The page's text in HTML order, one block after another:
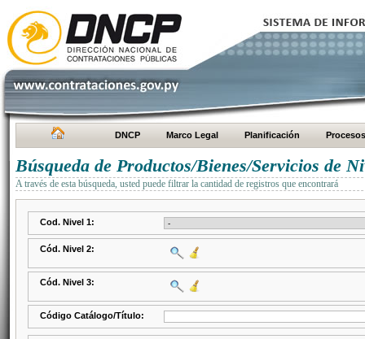
DNCP Marco Legal Planificación Procesos
Búsqueda de Productos/Bienes/Servicios de
A través de esta búsqueda, usted puede filtrar la cantidad de registros que encontrará
Cod. Nivel 1:
Cód. Nivel 2:
Cód. Nivel 3:
Código Catálogo/Título: